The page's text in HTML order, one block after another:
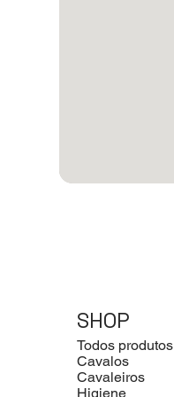
SHOP
Todos produtos
Cavalos
Cavaleiros
Higiene